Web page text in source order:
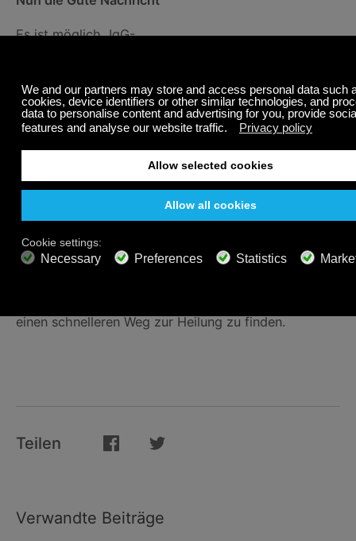
Es ist möglich, IgG-
Aber Sie müssen mit einem IgG-Test beginnen, um
sich darüber zu informieren, welche Lebensmittel Sie
aus Ihrer Ernährung entfernen sollten. Nach dieser
Abkühlphase ist es möglich, diese Lebensmittel
langsam wieder einzuführen... langsam.
Bei IgE-Lebensmittelallergien können sie ein Leben
Ich hoffe, dass dieses Mini-Essay meiner
einen schnelleren Weg zur Heilung zu finden.
Teilen
Verwandte Beiträge